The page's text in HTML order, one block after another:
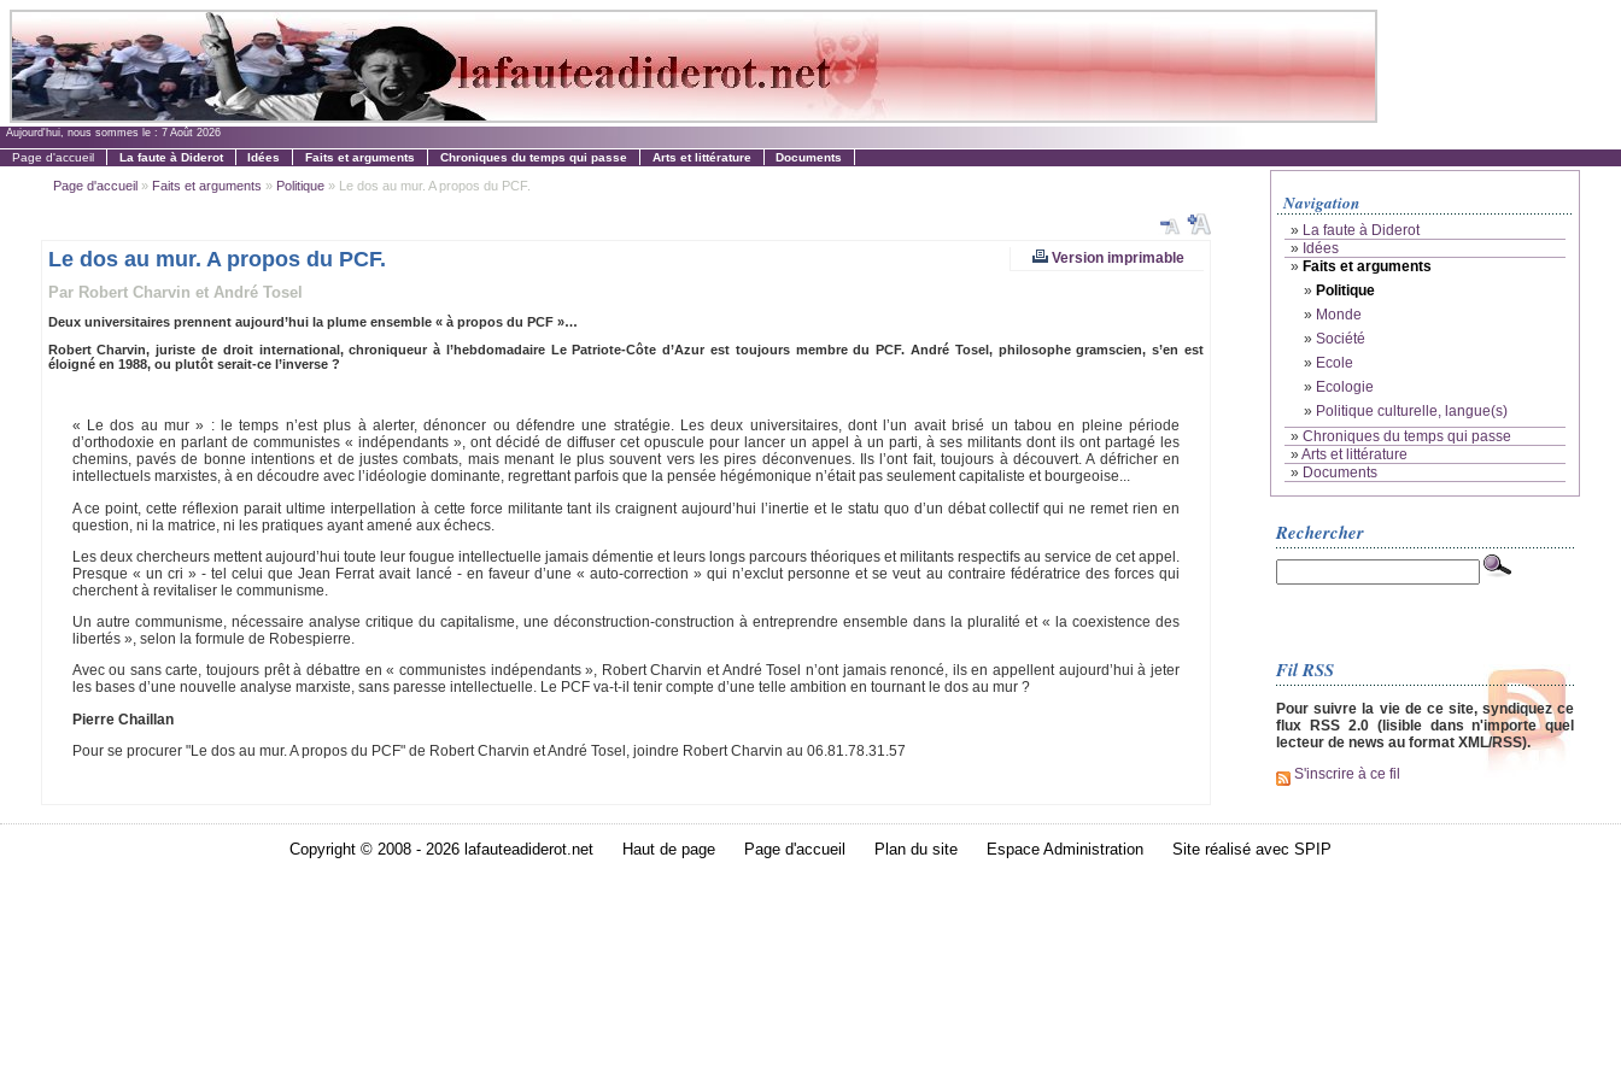
Aujourd'hui, nous sommes le : 7 Août 2026
Page d'accueil La faute à Diderot Idées Faits et arguments Chroniques du temps qui passe Arts et littérature Documents
Page d'accueil» Faits et arguments » Politique» Le dos au mur. A propos du PCF.
Version imprimable
Le dos au mur. A propos du PCF.
Par Robert Charvin et André Tosel
Deux universitaires prennent aujourd’hui la plume ensemble « à propos du PCF »…
Robert Charvin, juriste de droit international, chroniqueur à l’hebdomadaire Le Patriote-Côte d’Azur est toujours membre du PCF. André Tosel, philosophe gramscien, s’en est
éloigné en 1988, ou plutôt serait-ce l’inverse ?
« Le dos au mur » : le temps n’est plus à alerter, dénoncer ou défendre une stratégie. Les deux universitaires, dont l’un avait brisé un tabou en pleine période
d’orthodoxie en parlant de communistes « indépendants », ont décidé de diffuser cet opuscule pour lancer un appel à un parti, à ses militants dont ils ont partagé les
chemins, pavés de bonne intentions et de justes combats, mais menant le plus souvent vers les pires déconvenues. Ils l’ont fait, toujours à découvert. A défricher en
intellectuels marxistes, à en découdre avec l’idéologie dominante, regrettant parfois que la pensée hégémonique n’était pas seulement capitaliste et bourgeoise...
A ce point, cette réflexion parait ultime interpellation à cette force militante tant ils craignent aujourd’hui l’inertie et le statu quo d’un débat collectif qui ne remet rien en
question, ni la matrice, ni les pratiques ayant amené aux échecs.
Les deux chercheurs mettent aujourd’hui toute leur fougue intellectuelle jamais démentie et leurs longs parcours théoriques et militants respectifs au service de cet appel.
Presque « un cri » - tel celui que Jean Ferrat avait lancé - en faveur d’une « auto-correction » qui n’exclut personne et se veut au contraire fédératrice des forces qui
cherchent à revitaliser le communisme.
Un autre communisme, nécessaire analyse critique du capitalisme, une déconstruction-construction à entreprendre ensemble dans la pluralité et « la coexistence des
libertés », selon la formule de Robespierre.
Avec ou sans carte, toujours prêt à débattre en « communistes indépendants », Robert Charvin et André Tosel n’ont jamais renoncé, ils en appellent aujourd’hui à jeter
les bases d’une nouvelle analyse marxiste, sans paresse intellectuelle. Le PCF va-t-il tenir compte d’une telle ambition en tournant le dos au mur ?
Pierre Chaillan
Pour se procurer "Le dos au mur. A propos du PCF" de Robert Charvin et André Tosel, joindre Robert Charvin au 06.81.78.31.57
Navigation
» La faute à Diderot
» Idées
» Faits et arguments
» Politique
» Monde
» Société
» Ecole
» Ecologie
» Politique culturelle, langue(s)
» Chroniques du temps qui passe
»Arts et littérature
» Documents
Rechercher
Fil RSS
Pour suivre la vie de ce site, syndiquez ce
flux RSS 2.0 (lisible dans n'importe quel
lecteur de news au format XML/RSS).
S'inscrire à ce fil
Copyright © 2008 - 2026 lafauteadiderot.net Haut de page Page d'accueil Plan du site Espace Administration Site réalisé avec SPIP